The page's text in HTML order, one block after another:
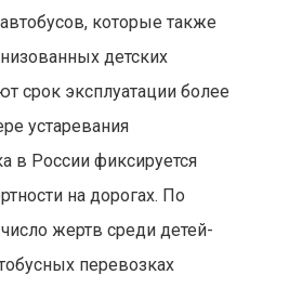
которые также
детских
срок эксплуатации более
устаревания
в России фиксируется
на дорогах. По
жертв среди детей-
перевозках